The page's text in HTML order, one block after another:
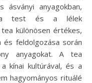
ásványi anyagokban,
a test és a lélek
különösen értékes,
és feldolgozása során
anyagokat. A tea
kínai kultúrával, és a
hagyományos rituálé